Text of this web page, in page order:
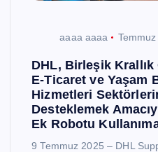
aaaa aaaa
DHL, Birleşik Krallık
E-Ticaret ve Yaşam
Hizmetleri
Desteklemek
Ek Robotu
9 Temmuz 2025 – DHL